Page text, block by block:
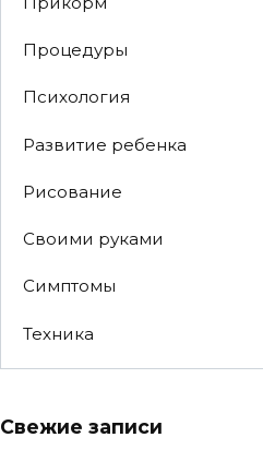
Процедуры
Психология
Развитие ребенка
Рисование
Своими руками
Симптомы
Техника
Свежие записи